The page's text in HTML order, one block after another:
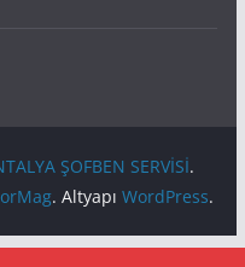
ŞOFBEN SERVİSİ.
. Altyapı WordPress.